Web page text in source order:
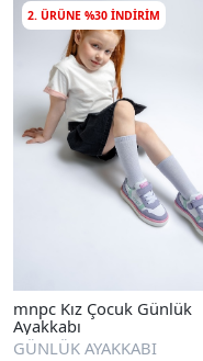
2. ÜRÜNE %30 INDIRIM
mnpc Kız Çocuk Günlük
Ayakkabı
GÜNLÜK AYAKKABI